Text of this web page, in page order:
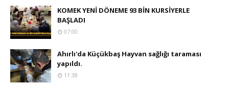
KOMEK YENİ DÖNEME 93 BİN KURSİYERLE
BAŞLADI
07:00
Ahırlı'da Küçükbaş Hayvan sağlığı taraması
yapıldı.
11:38